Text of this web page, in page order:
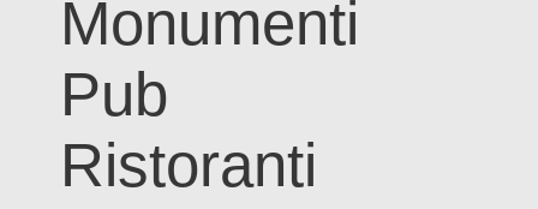
Monumenti
Pub
Ristoranti